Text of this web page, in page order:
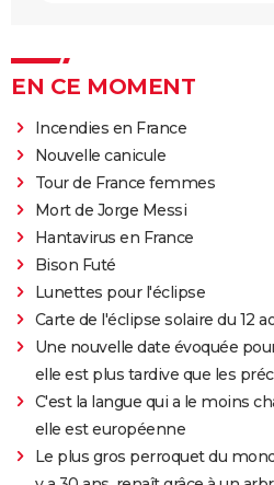
EN CE MOMENT
Incendies en France
Nouvelle canicule
Tour de France femmes
Mort de Jorge Messi
Hantavirus en France
Bison Futé
Lunettes pour l'éclipse
Carte de l'éclipse solaire du 12
Une nouvelle date évoquée
elle est plus tardive que les
C'est la langue qui a le moins
elle est européenne
Le plus gros perroquet du